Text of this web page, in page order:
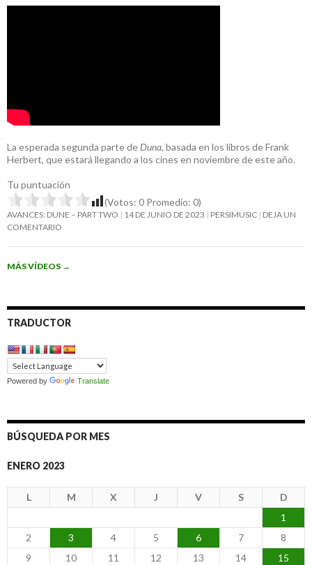
La esperada segunda parte de Duna, basada en los libros de Frank
Herbert, que estará llegando a los cines en noviembre de este año.
Tu puntuación
(Votos: 0 Promedio: 0)
AVANCES: DUNE – PART TWO 14 DE JUNIO DE 2023 PERSIMUSIC DEJA UN
COMENTARIO
MÁS VÍDEOS →
TRADUCTOR
Powered by Translate
BÚSQUEDA POR MES
ENERO 2023
L M X J V S
D
1
2
3 4 5 6 7
8
9
10 11 12 13 14
15